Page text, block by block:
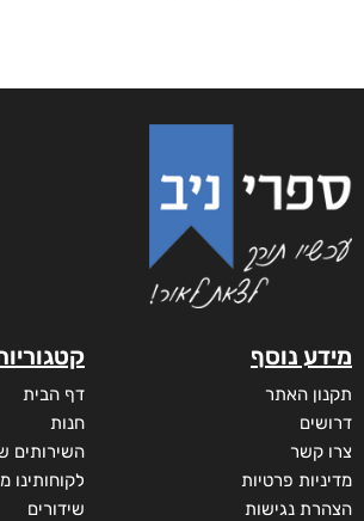
מידע נוסף
תקנון האתר
דרושים
צרו קשר
מדיניות פרטיות
הצהרת נגישות
דף הבית
חנות
השירותים
לקוחותינו
שידורים